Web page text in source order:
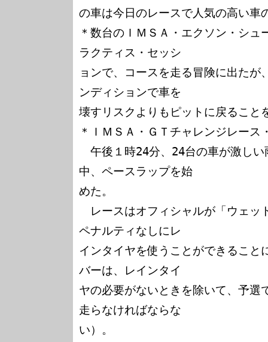
の車は今日のレースで人気の高い車
＊数台のＩＭＳＡ・エクソン・シュ
ラクティス・セッシ
ョンで、コースを走る冒険に出たが
ンディションで車を
壊すリスクよりもピットに戻ること
＊ＩＭＳＡ・ＧＴチャレンジレース
午後１時24分、24台の車が激しい
中、ペースラップを始
めた。
レースはオフィシャルが「ウェッ
ペナルティなしにレ
インタイヤを使うことができること
バーは、レインタイ
ヤの必要がないときを除いて、予選
走らなければならな
い）。